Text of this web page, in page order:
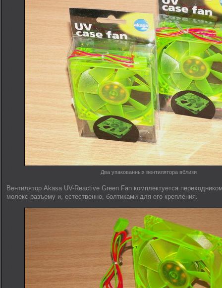
Два упакованных вентилятора вблизи
Вентилятор Akasa UV-Reactive Green Fan комплектуется
молекс-разъему и, естественно, болтиками для его крепления.